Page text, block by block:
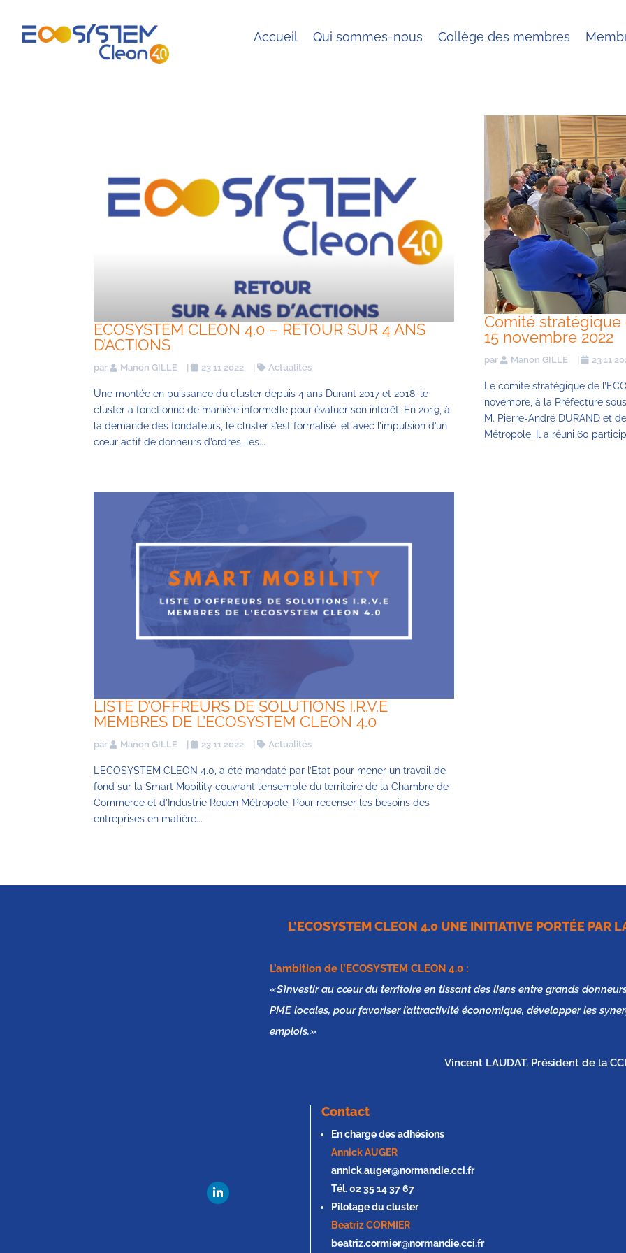
Accueil Qui sommes-nous Collège des membres
ECOSYSTEM CLEON 4.0 – RETOUR SUR 4 ANS
D’ACTIONS
par Manon GILLE | 23 11 2022 | Actualités
Une montée en puissance du cluster depuis 4 ans Durant 2017 et 2018, le
cluster a fonctionné de manière informelle pour évaluer son intérêt. En 2019, à
la demande des fondateurs, le cluster s’est formalisé, et avec l’impulsion d’un
cœur actif de donneurs d’ordres, les...
Comité stratégique
15 novembre 2022
par Manon GILLE | 23 11
Le comité stratégique de
novembre, à la Préfecture
M. Pierre-André DURAND et
Métropole. Il a réuni 60
LISTE D’OFFREURS DE SOLUTIONS I.R.V.E
MEMBRES DE L’ECOSYSTEM CLEON 4.0
par Manon GILLE | 23 11 2022 | Actualités
L’ECOSYSTEM CLEON 4.0, a été mandaté par l’Etat pour mener un travail de
fond sur la Smart Mobility couvrant l’ensemble du territoire de la Chambre de
Commerce et d’Industrie Rouen Métropole. Pour recenser les besoins des
entreprises en matière...
L’ECOSYSTEM CLEON 4.0 UNE INITIATIVE PORTÉE PAR
L’ambition de l’ECOSYSTEM CLEON 4.0 :
« S’investir au cœur du territoire en tissant des liens entre grands donneurs
PME locales, pour favoriser l’attractivité économique, développer les
emplois. »
Vincent LAUDAT, Président de la
Contact
En charge des adhésions
Annick AUGER
annick.auger@normandie.cci.fr
Tél. 02 35 14 37 67
Pilotage du cluster
Beatriz CORMIER
beatriz.cormier@normandie.cci.fr